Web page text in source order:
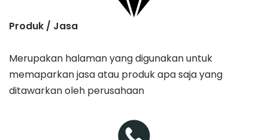
Produk / Jasa
Merupakan halaman yang digunakan untuk
memaparkan jasa atau produk apa saja yang
ditawarkan oleh perusahaan